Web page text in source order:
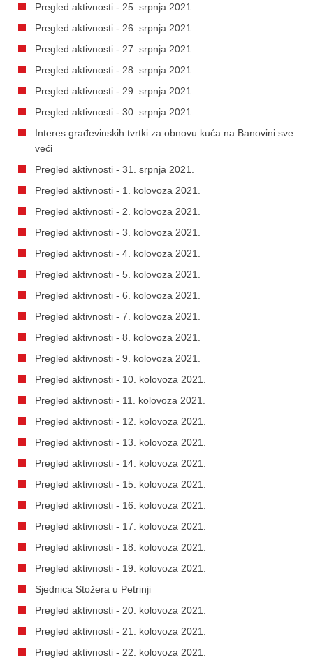
Pregled aktivnosti - 25. srpnja 2021.
Pregled aktivnosti - 26. srpnja 2021.
Pregled aktivnosti - 27. srpnja 2021.
Pregled aktivnosti - 28. srpnja 2021.
Pregled aktivnosti - 29. srpnja 2021.
Pregled aktivnosti - 30. srpnja 2021.
Interes građevinskih tvrtki za obnovu kuća na Banovini sve
veći
Pregled aktivnosti - 31. srpnja 2021.
Pregled aktivnosti - 1. kolovoza 2021.
Pregled aktivnosti - 2. kolovoza 2021.
Pregled aktivnosti - 3. kolovoza 2021.
Pregled aktivnosti - 4. kolovoza 2021.
Pregled aktivnosti - 5. kolovoza 2021.
Pregled aktivnosti - 6. kolovoza 2021.
Pregled aktivnosti - 7. kolovoza 2021.
Pregled aktivnosti - 8. kolovoza 2021.
Pregled aktivnosti - 9. kolovoza 2021.
Pregled aktivnosti - 10. kolovoza 2021.
Pregled aktivnosti - 11. kolovoza 2021.
Pregled aktivnosti - 12. kolovoza 2021.
Pregled aktivnosti - 13. kolovoza 2021.
Pregled aktivnosti - 14. kolovoza 2021.
Pregled aktivnosti - 15. kolovoza 2021.
Pregled aktivnosti - 16. kolovoza 2021.
Pregled aktivnosti - 17. kolovoza 2021.
Pregled aktivnosti - 18. kolovoza 2021.
Pregled aktivnosti - 19. kolovoza 2021.
Sjednica Stožera u Petrinji
Pregled aktivnosti - 20. kolovoza 2021.
Pregled aktivnosti - 21. kolovoza 2021.
Pregled aktivnosti - 22. kolovoza 2021.